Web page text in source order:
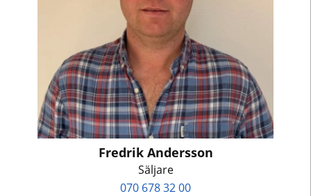
Fredrik Andersson
Säljare
070 678 32 00